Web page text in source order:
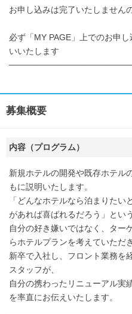
お申し込みは完了いたしませ
必ず「MY PAGE」上でのお申
いいたします
募集概要
内容（プログラム）
新規ホテルの開発や既存ホテル
もに説明いたします。
「どんなホテルなら泊まりた
があれば喜ばれるだろう」とい
自分の好き嫌いではなく、ター
らホテルプランを考えていただ
新卒で入社し、フロント業務を
スタッフが、
自分の携わったリニューアル実
を率直にお伝えいたします。